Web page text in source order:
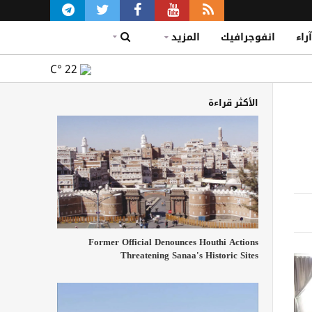
آراء انفوجرافيك المزيد
C° 22
الأكثر قراءة
Former Official Denounces Houthi Actions
Threatening Sanaa's Historic Sites